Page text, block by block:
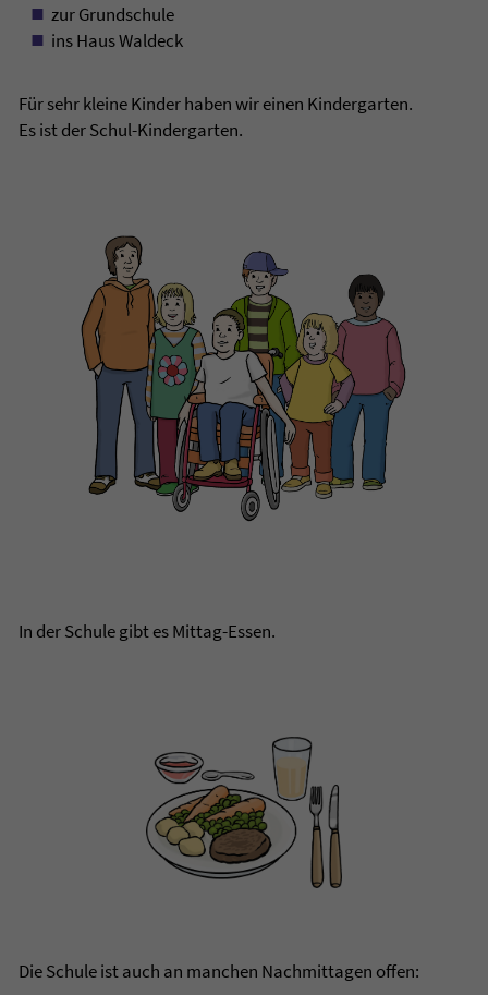
zur Grundschule
ins Haus Waldeck
Für sehr kleine Kinder haben wir einen Kindergarten.
Es ist der Schul-Kindergarten.
In der Schule gibt es Mittag-Essen.
Die Schule ist auch an manchen Nachmittagen offen: